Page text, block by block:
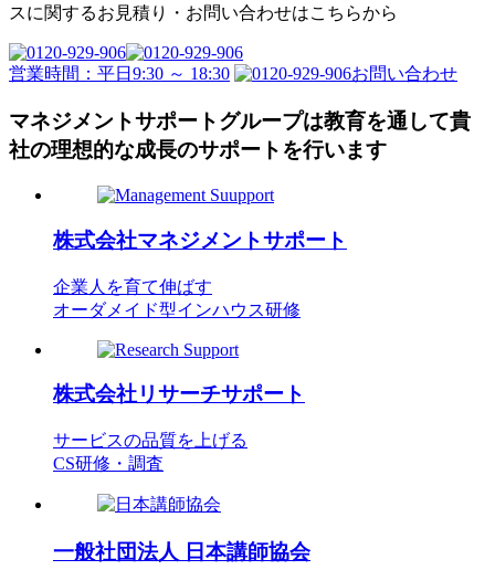
スに関するお見積り・ お問い合わせはこちらから
営業時間：平日9:30 ～ 18:30 お問い合わせ
マネジメントサポートグループは教育を通して貴
社の理想的な成長のサポートを行います
株式会社マネジメントサポート
企業人を育て伸ばす
オーダメイド型インハウス研修
株式会社リサーチサポート
サービスの品質を上げる
CS研修・調査
一般社団法人 日本講師協会